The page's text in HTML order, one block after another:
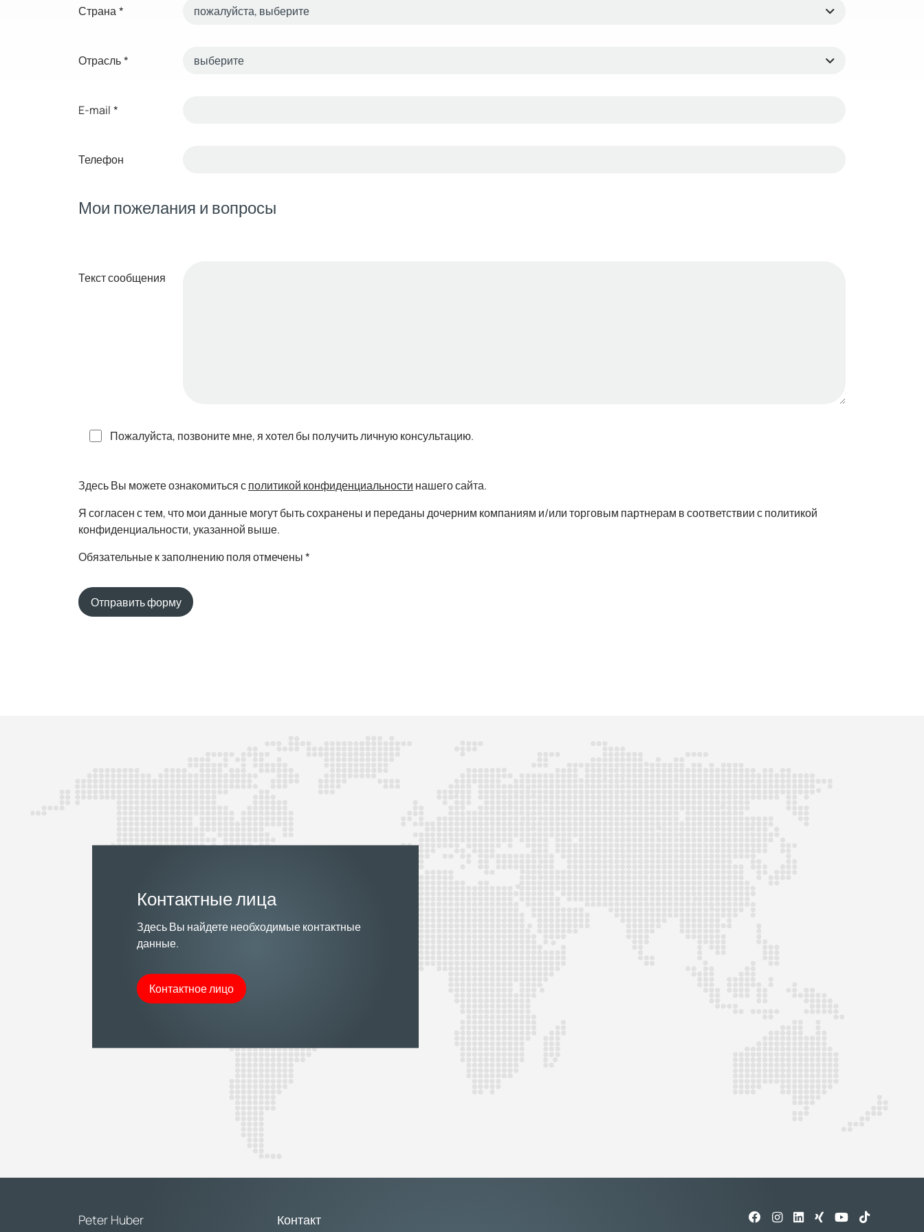
Страна*
Отрасль*
E-mail *
Телефон
Мои пожелания и вопросы
Текст сообщения
Пожалуйста, позвоните мне, я хотел бы получить личную консультацию.
Здесь Вы можете ознакомиться сполитикой конфиденциальности нашего сайта.
Я согласен с тем, что мои данные могут быть сохранены и переданы дочерним компаниям и/или торговым партнерам в соответствии с политикой
конфиденциальности, указанной выше.
Обязательные к заполнению поля отмечены *
Отправить форму
Контактные лица
Здесь Вы найдете необходимые контактные
данные.
Контактное лицо
Peter Huber
Контакт